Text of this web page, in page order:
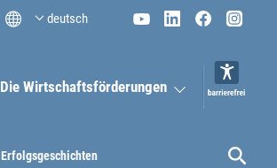
Erfolgsgeschichten
deutsch
Die Wirt­schaftsför­derungen